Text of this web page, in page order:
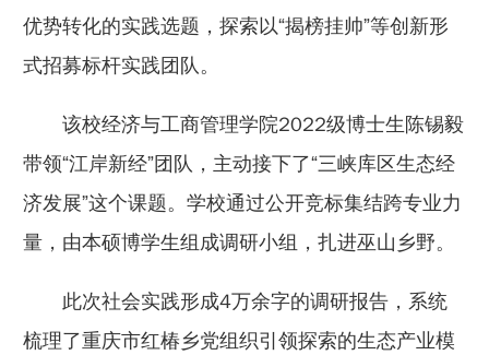
优势转化的实践选题，探索以“揭榜挂帅”等创新形
式招募标杆实践团队。
该校经济与工商管理学院2022级博士生陈锡毅
带领“江岸新经”团队，主动接下了“三峡库区生态经
济发展”这个课题。学校通过公开竞标集结跨专业力
量，由本硕博学生组成调研小组，扎进巫山乡野。
此次社会实践形成4万余字的调研报告，系统
梳理了重庆市红椿乡党组织引领探索的生态产业模